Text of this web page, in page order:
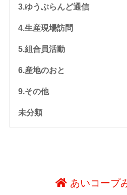
3.ゆうぶらんど通信
4.生産現場訪問
5.組合員活動
6.産地のおと
9.その他
未分類
あいコープ